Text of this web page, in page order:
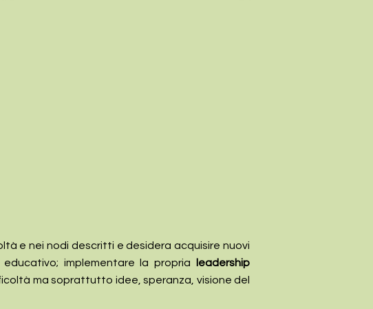
e nei nodi descritti e desidera acquisire nuovi
implementare la propria leadership
ma soprattutto idee, speranza, visione del